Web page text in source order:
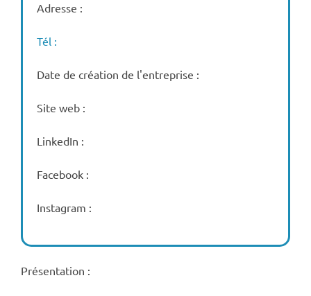
Adresse :
Tél :
Date de création de l'entreprise :
Site web :
LinkedIn :
Facebook :
Instagram :
Présentation :